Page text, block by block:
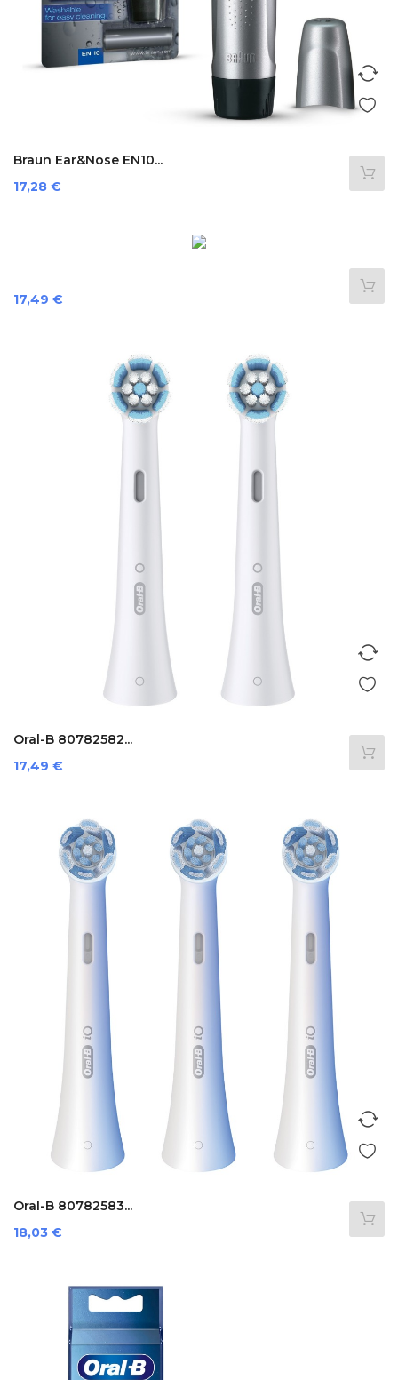
Braun Ear&Nose EN10...
Preis
17,28 €
Preis
17,49 €
Oral-B 80782582...
Preis
17,49 €
Oral-B 80782583...
Preis
18,03 €